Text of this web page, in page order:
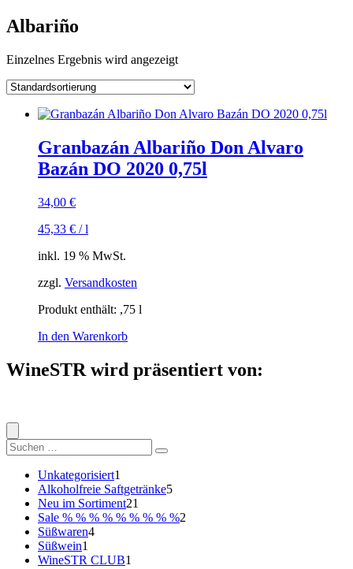
Albariño
Einzelnes Ergebnis wird angezeigt
Granbazán Albariño Don Alvaro
Bazán DO 2020 0,75l
34,00 €
45,33 € /l
inkl. 19 % MwSt.
zzgl. Versandkosten
Produkt enthält: ,75 l
In den Warenkorb
WineSTR wird präsentiert von:
Suche
nach:
Unkategorisiert1
Produkt
Alkoholfreie Saftgetränke55
Neu im Sortiment21
Produkte
Sale % % % % % % % % %2
Süßwaren44
Süßwein1
Produkt
WineSTR CLUB1